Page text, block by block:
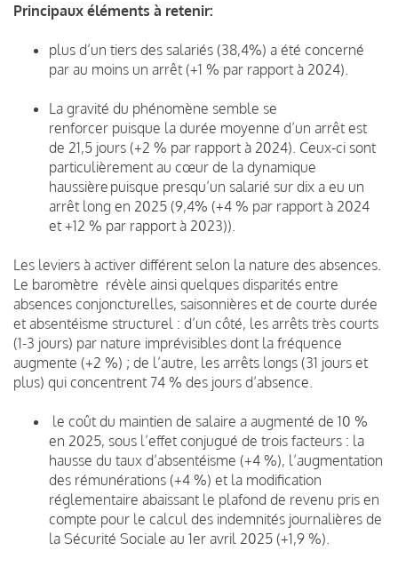
Principaux éléments à retenir:
plus d’un tiers des salariés (38,4%) a été concerné
par au moins un arrêt (+1 % par rapport à 2024).
La gravité du phénomène semble se
renforcer puisque la durée moyenne d’un arrêt est
de 21,5 jours (+2 % par rapport à 2024). Ceux-ci sont
particulièrement au cœur de la dynamique
haussière puisque presqu’un salarié sur dix a eu un
arrêt long en 2025 (9,4% (+4 % par rapport à 2024
et +12 % par rapport à 2023)).
Les leviers à activer différent selon la nature des absences.
Le baromètre révèle ainsi quelques disparités entre
absences conjoncturelles, saisonnières et de courte durée
et absentéisme structurel : d’un côté, les arrêts très courts
(1-3 jours) par nature imprévisibles dont la fréquence
augmente (+2 %) ; de l’autre, les arrêts longs (31 jours et
plus) qui concentrent 74 % des jours d’absence.
le coût du maintien de salaire a augmenté de 10 %
en 2025, sous l’effet conjugué de trois facteurs : la
hausse du taux d’absentéisme (+4 %), l’augmentation
des rémunérations (+4 %) et la modification
réglementaire abaissant le plafond de revenu pris en
compte pour le calcul des indemnités journalières de
la Sécurité Sociale au 1er avril 2025 (+1,9 %).